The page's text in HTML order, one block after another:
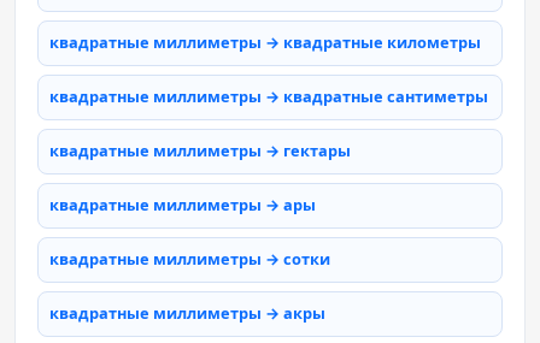
квадратные миллиметры → квадратные километры
квадратные миллиметры → квадратные сантиметры
квадратные миллиметры → гектары
квадратные миллиметры → ары
квадратные миллиметры → сотки
квадратные миллиметры → акры